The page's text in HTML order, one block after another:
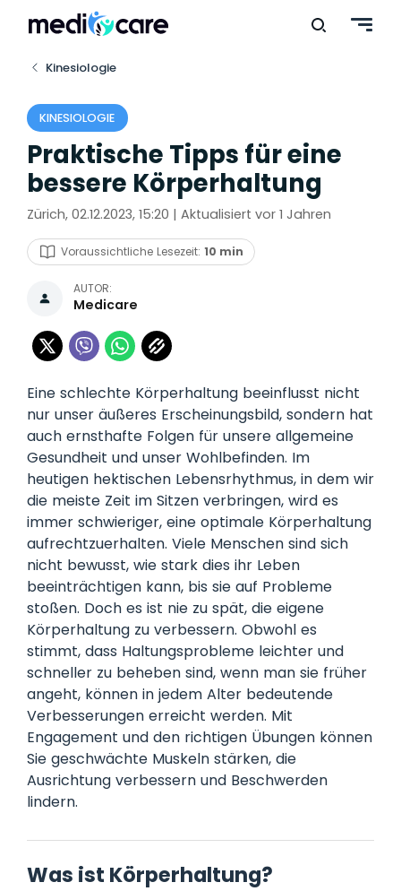
Kinesiologie
KINESIOLOGIE
Praktische Tipps für eine
bessere Körperhaltung
Zürich, 02.12.2023, 15:20 | Aktualisiert vor 1 Jahren
Voraussichtliche Lesezeit: 10 min
AUTOR:
Medicare
Eine schlechte Körperhaltung beeinflusst nicht
nur unser äußeres Erscheinungsbild, sondern hat
auch ernsthafte Folgen für unsere allgemeine
Gesundheit und unser Wohlbefinden. Im
heutigen hektischen Lebensrhythmus, in dem wir
die meiste Zeit im Sitzen verbringen, wird es
immer schwieriger, eine optimale Körperhaltung
aufrechtzuerhalten. Viele Menschen sind sich
nicht bewusst, wie stark dies ihr Leben
beeinträchtigen kann, bis sie auf Probleme
stoßen. Doch es ist nie zu spät, die eigene
Körperhaltung zu verbessern. Obwohl es
stimmt, dass Haltungsprobleme leichter und
schneller zu beheben sind, wenn man sie früher
angeht, können in jedem Alter bedeutende
Verbesserungen erreicht werden. Mit
Engagement und den richtigen Übungen können
Sie geschwächte Muskeln stärken, die
Ausrichtung verbessern und Beschwerden
lindern.
Was ist Körperhaltung?